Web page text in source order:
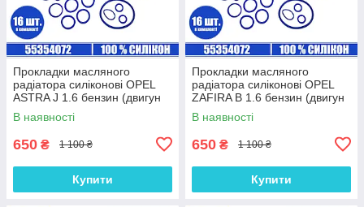
Прокладки масляного
радіатора силіконові OPEL
ASTRA J 1.6 бензин (двигун
A18XER) комплект 16 шт.
В наявності
650 ₴ 1 100 ₴
Купити
Прокладки масляного
радіатора силіконові OPEL
ZAFIRA B 1.6 бензин (двигун
Z16XER) комплект 16 шт.
В наявності
650 ₴ 1 100 ₴
Купити